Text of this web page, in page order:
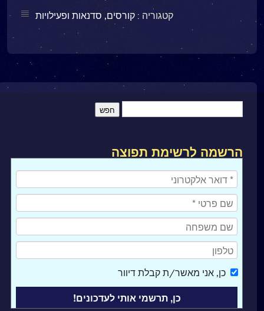
קטגוריה : קורסים, סדנאות ופעילויות
הרשמה לרשימת תפוצה
כן, אני מאשר/ת קבלת דיוור